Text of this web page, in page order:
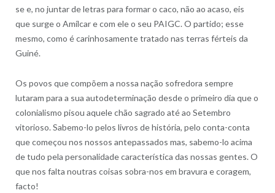
se e, no juntar de letras para formar o caco, não ao acaso, eis
que surge o Amílcar e com ele o seu PAIGC. O partido; esse
mesmo, como é carinhosamente tratado nas terras férteis da
Guiné.
Os povos que compõem a nossa nação sofredora sempre
lutaram para a sua autodeterminação desde o primeiro dia que o
colonialismo pisou aquele chão sagrado até ao Setembro
vitorioso. Sabemo-lo pelos livros de história, pelo conta-conta
que começou nos nossos antepassados mas, sabemo-lo acima
de tudo pela personalidade característica das nossas gentes. O
que nos falta noutras coisas sobra-nos em bravura e coragem,
facto!